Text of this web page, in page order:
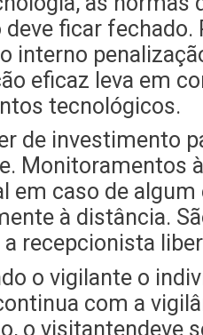
ficar
eficaz leva em
tecnológicos.
de investimento
Monitoramentos
em caso de
à distância.
recepcionista
o vigilante o
com a
o visitantendeve